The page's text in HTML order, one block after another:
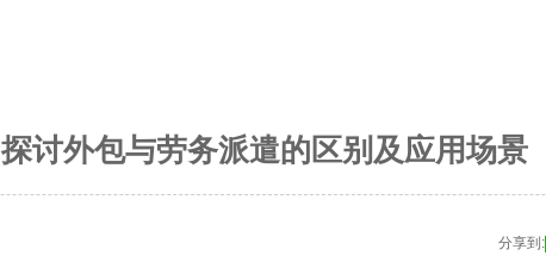
探讨外包与劳务派遣的区别及应用场景
分享到: